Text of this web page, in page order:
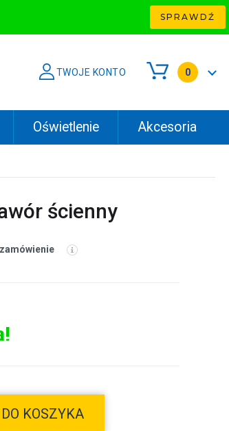
SPRAWDŹ
TWOJE KONTO 0
Oświetlenie Akcesoria
ścienny
DO KOSZYKA